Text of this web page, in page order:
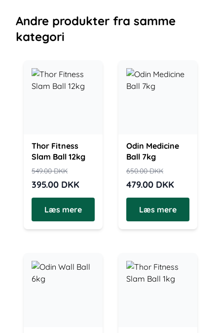
Andre produkter fra samme
kategori
Thor Fitness
Slam Ball 12kg
549.00DKK
395.00 DKK
Læs mere
Odin Medicine
Ball 7kg
650.00DKK
479.00 DKK
Læs mere